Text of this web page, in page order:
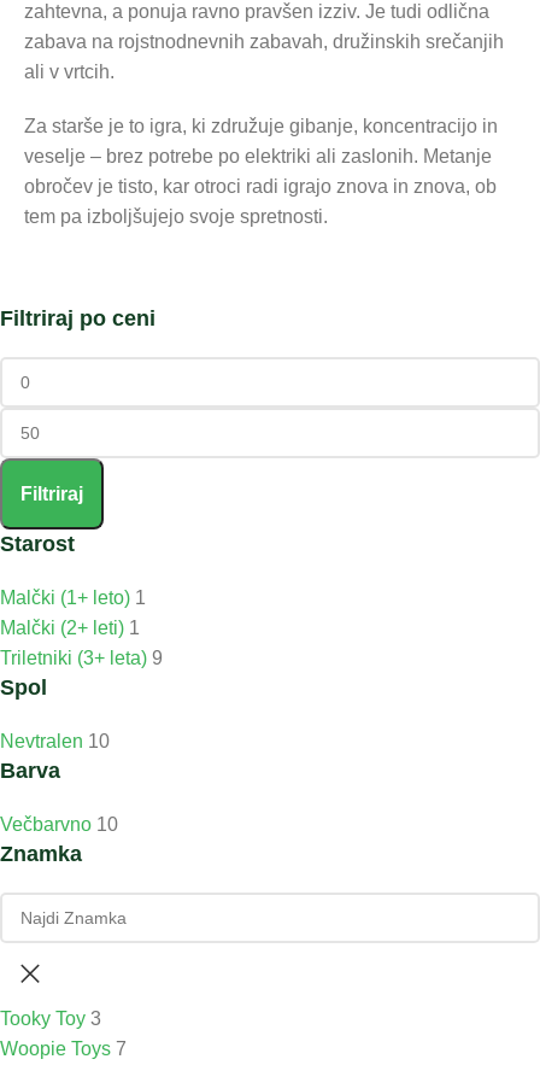
Filtriraj po ceni
Filtriraj
Starost
Malčki (1+ leto) 1
Malčki (2+ leti) 1
Triletniki (3+ leta) 9
Spol
Nevtralen 10
Barva
Večbarvno 10
Znamka
Tooky Toy 3
Woopie Toys 7
zahtevna, a ponuja ravno pravšen izziv. Je tudi odlična
zabava na rojstnodnevnih zabavah, družinskih srečanjih
ali v vrtcih.
Za starše je to igra, ki združuje gibanje, koncentracijo in
veselje – brez potrebe po elektriki ali zaslonih. Metanje
obročev je tisto, kar otroci radi igrajo znova in znova, ob
tem pa izboljšujejo svoje spretnosti.